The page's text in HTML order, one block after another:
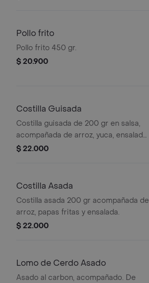
Pollo frito
Pollo frito 450 gr.
$ 20.900
Costilla Guisada
Costilla guisada de 200 gr en salsa,
acompañada de arroz, yuca, ensalada
y frijoles.
$ 22.000
Costilla Asada
Costilla asada 200 gr acompañada de
arroz, papas fritas y ensalada.
$ 22.000
Lomo de Cerdo Asado
Asado al carbon, acompañado. De